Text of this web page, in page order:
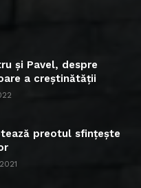
și Pavel, despre
a creștinătății
preotul sfințește